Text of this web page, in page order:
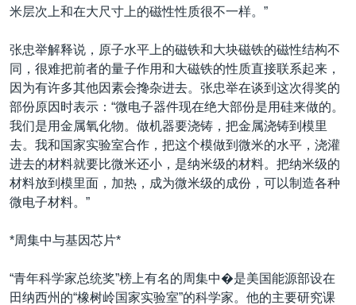
米层次上和在大尺寸上的磁性性质很不一样。”
张忠举解释说，原子水平上的磁铁和大块磁铁的磁性结构不
同，很难把前者的量子作用和大磁铁的性质直接联系起来，
因为有许多其他因素会搀杂进去。张忠举在谈到这次得奖的
部份原因时表示：“微电子器件现在绝大部份是用硅来做的。
我们是用金属氧化物。做机器要浇铸，把金属浇铸到模里
去。我和国家实验室合作，把这个模做到微米的水平，浇灌
进去的材料就要比微米还小，是纳米级的材料。把纳米级的
材料放到模里面，加热，成为微米级的成份，可以制造各种
微电子材料。”
*周集中与基因芯片*
“青年科学家总统奖”榜上有名的周集中�是美国能源部设在
田纳西州的“橡树岭国家实验室”的科学家。他的主要研究课